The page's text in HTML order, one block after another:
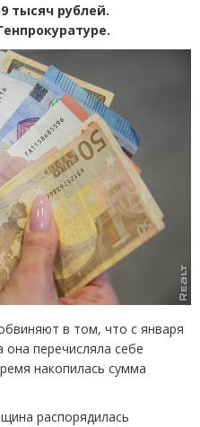
тысяч рублей.
в том, что с января
она перечисляла себе
накопилась сумма
распорядилась